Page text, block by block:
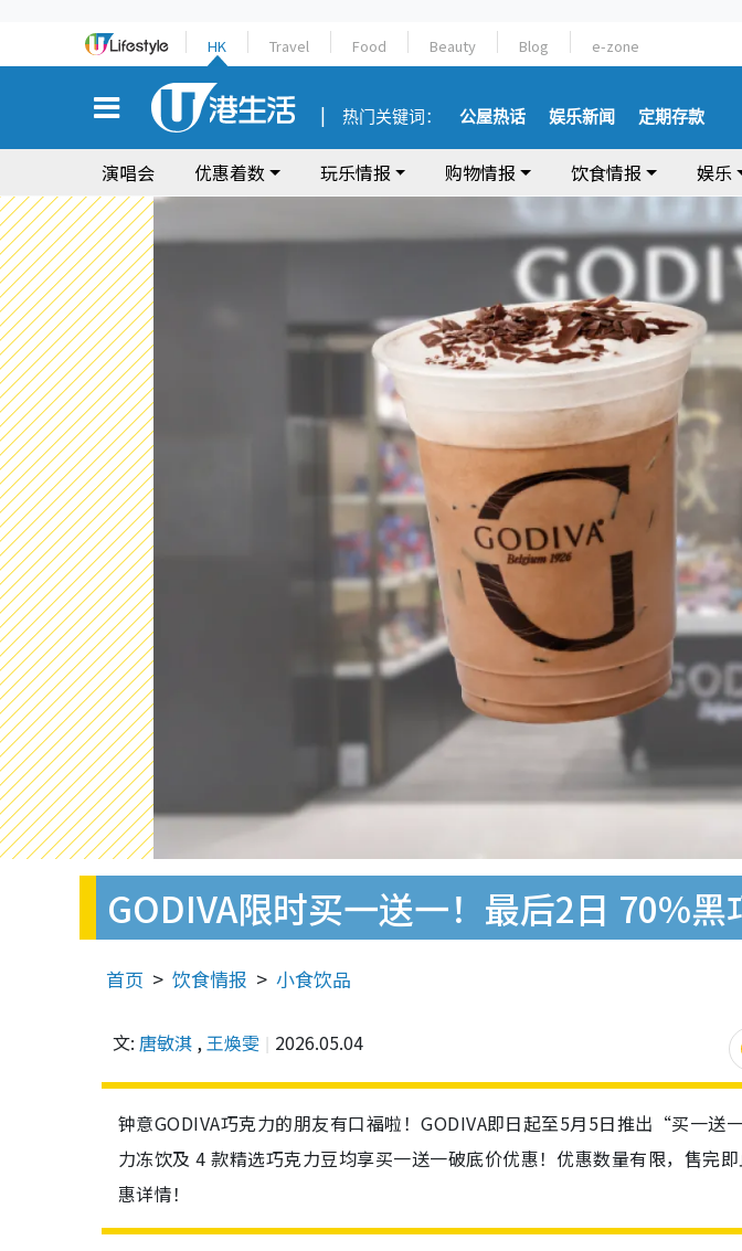
HK Travel Food Beauty Blog e-zone
热门关键词： 公屋热话 娱乐新闻 定期存款
演唱会 优惠着数 玩乐情报 购物情报 饮食情报 娱乐
GODIVA限时买一送一！最后2日 70%
首页 饮食情报 小食饮品
文: 唐敏淇 ,王煥雯 2026.05.04
钟意GODIVA巧克力的朋友有口福啦！GODIVA即日起至5月5日推出“买一
力冻饮及 4 款精选巧克力豆均享买一送一破底价优惠！优惠数量有限，售完
惠详情！